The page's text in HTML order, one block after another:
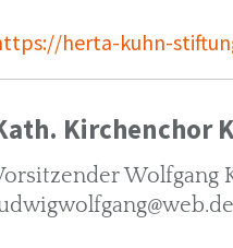
herta-kuhn-
Kirchenchor
Wolfgang